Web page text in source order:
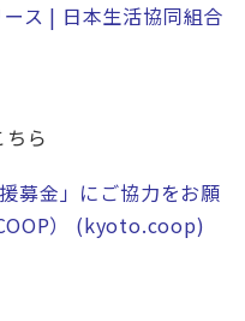
ス | 日本生活協同組合
ら
募金」にご協力をお願
） (kyoto.coop)